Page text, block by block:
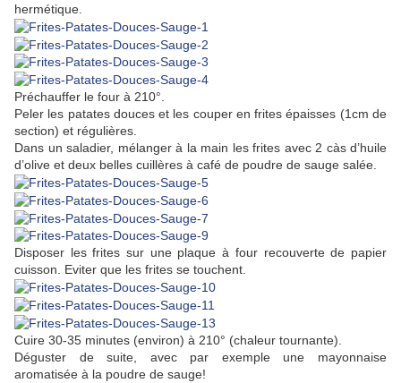
hermétique.
Préchauffer le four à 210°.
Peler les patates douces et les couper en frites épaisses (1cm de
section) et régulières.
Dans un saladier, mélanger à la main les frites avec 2 càs d’huile
d’olive et deux belles cuillères à café de poudre de sauge salée.
Disposer les frites sur une plaque à four recouverte de papier
cuisson. Eviter que les frites se touchent.
Cuire 30-35 minutes (environ) à 210° (chaleur tournante).
Déguster de suite, avec par exemple une mayonnaise
aromatisée à la poudre de sauge!